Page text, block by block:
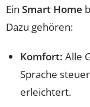
Ein Smart Home
Dazu gehören:
Komfort: Alle
Sprache
erleichtert.